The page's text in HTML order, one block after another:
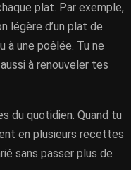
plat. Par exemple,
légère d’un plat de
à une poêlée. Tu ne
à renouveler tes
du quotidien. Quand tu
en plusieurs recettes
sans passer plus de